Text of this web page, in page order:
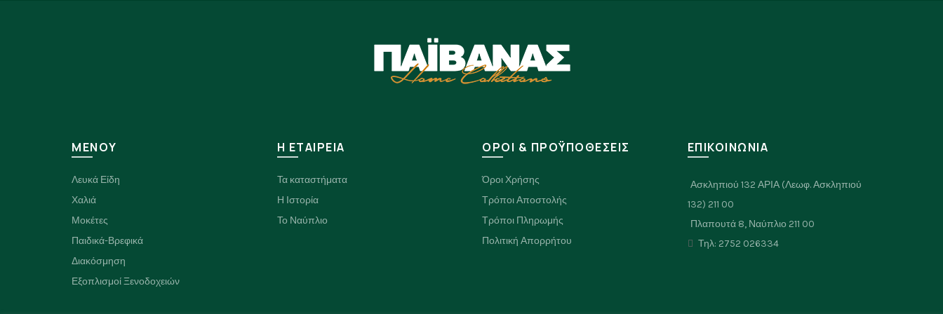
ΜΕΝΟΥ
Λευκά Είδη
Χαλιά
Μοκέτες
Παιδικά-Βρεφικά
Διακόσμηση
Εξοπλισμοί Ξενοδοχειών
H ΕΤΑΙΡΕΙΑ
Τα καταστήματα
Η Ιστορία
Το Ναύπλιο
ΟΡΟΙ & ΠΡΟΫΠΟΘΕΣΕΙΣ
Όροι Χρήσης
Τρόποι Αποστολής
Τρόποι Πληρωμής
Πολιτική Απορρήτου
ΕΠΙΚΟΙΝΩΝΙΑ
Ασκληπιού 132 ΑΡΙΑ (Λεωφ. Ασκληπιού
132) 211 00
Πλαπουτά 8, Ναύπλιο 211 00
Τηλ: 2752 026334